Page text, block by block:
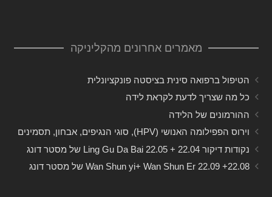
מאמרים אחרונים מהקליניקה
הטיפול ברפואה סינית בציסטה פונקציונלית
כל מה שצריך לדעת לקראת לידה
ההורמונים של הלידה
וירוס הפפילומה האנושי (HPV), סוגי הנגיפים, אבחון, תסמינים
נקודות דיקור 22.04 + 22.05 Ling Gu Da Bai של מסטר דונג
22.08+ 22.09 Wan Shun yi+ Wan Shun Er של מסטר דונג